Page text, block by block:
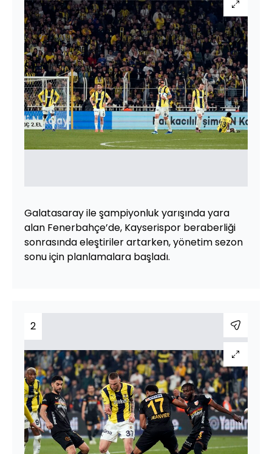
Galatasaray ile şampiyonluk yarışında yara
alan Fenerbahçe’de, Kayserispor beraberliği
sonrasında eleştiriler artarken, yönetim sezon
sonu için planlamalara başladı.
2